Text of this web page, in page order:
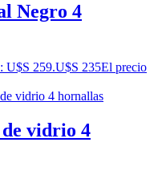
Negro 4
U$S 259.U$S 235El precio
vidrio 4